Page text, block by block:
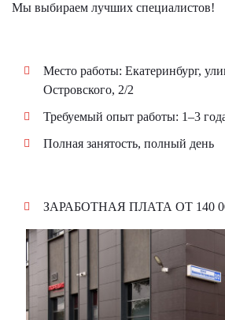
Мы выбираем лучших специалистов!
Место работы: Екатеринбург,
Островского, 2/2
Требуемый опыт работы: 1–3
Полная занятость, полный день
ЗАРАБОТНАЯ ПЛАТА ОТ 140